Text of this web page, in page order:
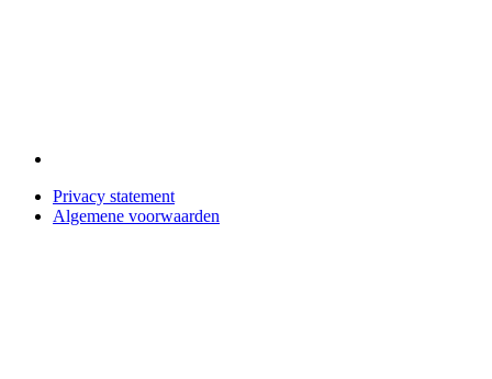
Privacy statement
Algemene voorwaarden